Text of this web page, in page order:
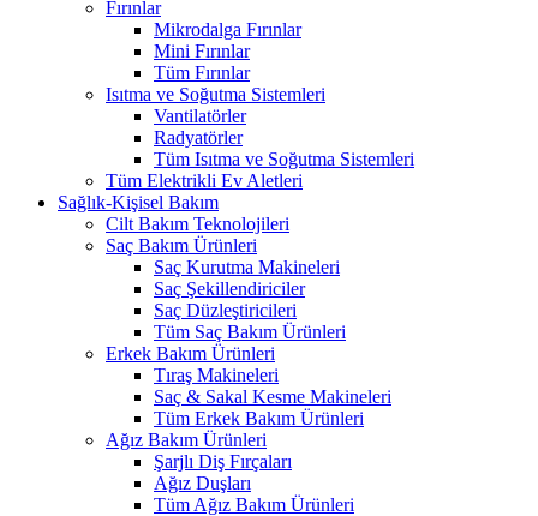
Fırınlar
Mikrodalga Fırınlar
Mini Fırınlar
Tüm Fırınlar
Isıtma ve Soğutma Sistemleri
Vantilatörler
Radyatörler
Tüm Isıtma ve Soğutma Sistemleri
Tüm Elektrikli Ev Aletleri
Sağlık-Kişisel Bakım
Cilt Bakım Teknolojileri
Saç Bakım Ürünleri
Saç Kurutma Makineleri
Saç Şekillendiriciler
Saç Düzleştiricileri
Tüm Saç Bakım Ürünleri
Erkek Bakım Ürünleri
Tıraş Makineleri
Saç & Sakal Kesme Makineleri
Tüm Erkek Bakım Ürünleri
Ağız Bakım Ürünleri
Şarjlı Diş Fırçaları
Ağız Duşları
Tüm Ağız Bakım Ürünleri